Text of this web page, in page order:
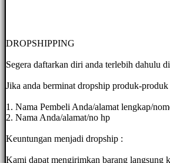
DROPSHIPPING
Segera daftarkan diri anda terlebih dahulu
Jika anda berminat dropship produk-
1. Nama Pembeli Anda/alamat lengkap/
2. Nama Anda/alamat/no hp
Keuntungan menjadi dropship :
Kami dapat mengirimkan barang langsung